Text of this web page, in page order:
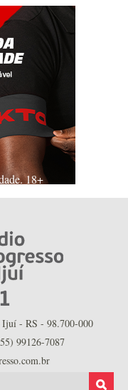
18+
Ijuí - RS - 98.700-000
99126-7087